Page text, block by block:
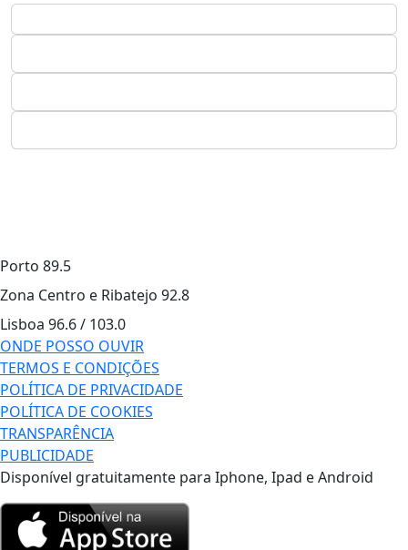
Porto 89.5
Zona Centro e Ribatejo 92.8
Lisboa 96.6 / 103.0
ONDE POSSO OUVIR
TERMOS E CONDIÇÕES
POLÍTICA DE PRIVACIDADE
POLÍTICA DE COOKIES
TRANSPARÊNCIA
PUBLICIDADE
Disponível gratuitamente para Iphone, Ipad e Android